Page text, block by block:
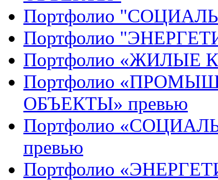
Портфолио
Портфолио
Портфолио «ЖИЛЫЕ
Портфолио
ОБЪЕКТЫ» превью
Портфолио
превью
Портфолио